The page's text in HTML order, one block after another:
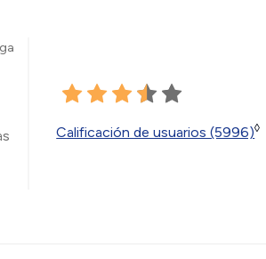
Calificación de usuarios (5996)◊